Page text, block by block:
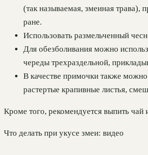
(так называемая, змеиная трава),
ране.
Использовать размельченный
Для обезболивания можно
череды трехраздельной,
В качестве примочки также можно
растертые крапивные листья,
Кроме того, рекомендуется выпить чай
Что делать при укусе змеи: видео